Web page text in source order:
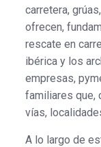
carretera,
ofrecen,
rescate en
ibérica y los
empresas,
familiares que,
vías,
A lo largo de